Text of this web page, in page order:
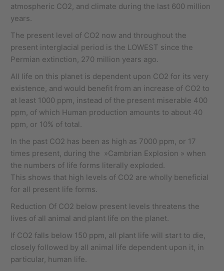
atmospheric CO2, and climate during the last 600 million
years.
The present level of CO2 now and throughout the
present interglacial period is the LOWEST since the
Permian extinction, 270 million years ago.
All life on this planet is dependent upon CO2 for its very
existence, and would benefit from an increase of CO2 to
at least 1000 ppm, instead of the present miserable 400
ppm, of which Human production amounts to about 40
ppm, or 10% of total.
In the past CO2 has been as high as 7000 ppm, or 17
times present, during the »Cambrian Explosion » when
the numbers of life forms literally exploded.
This shows that high levels of CO2 are wholly beneficial
for all present life forms.
Reduction Of CO2 below present levels threatens the
lives of all animal and plant life on the planet.
If CO2 falls below 150 ppm, all plant life will start to die,
closely followed by all animal life dependent upon it, in
particular, human life.